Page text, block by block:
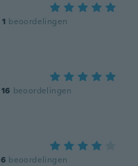
1 beoordelingen
16 beoordelingen
6 beoordelingen